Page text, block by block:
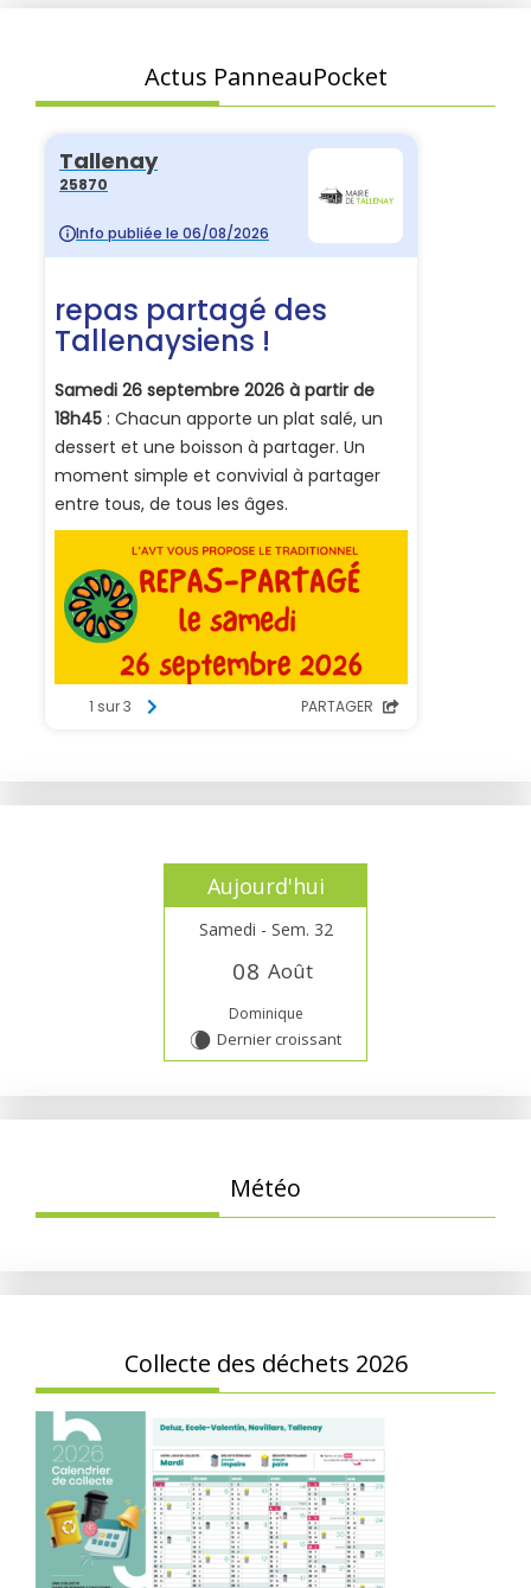
Actus PanneauPocket
Aujourd'hui
Samedi - Sem. 32
08 Août
Dominique
W Dernier croissant
Météo
Collecte des déchets 2026